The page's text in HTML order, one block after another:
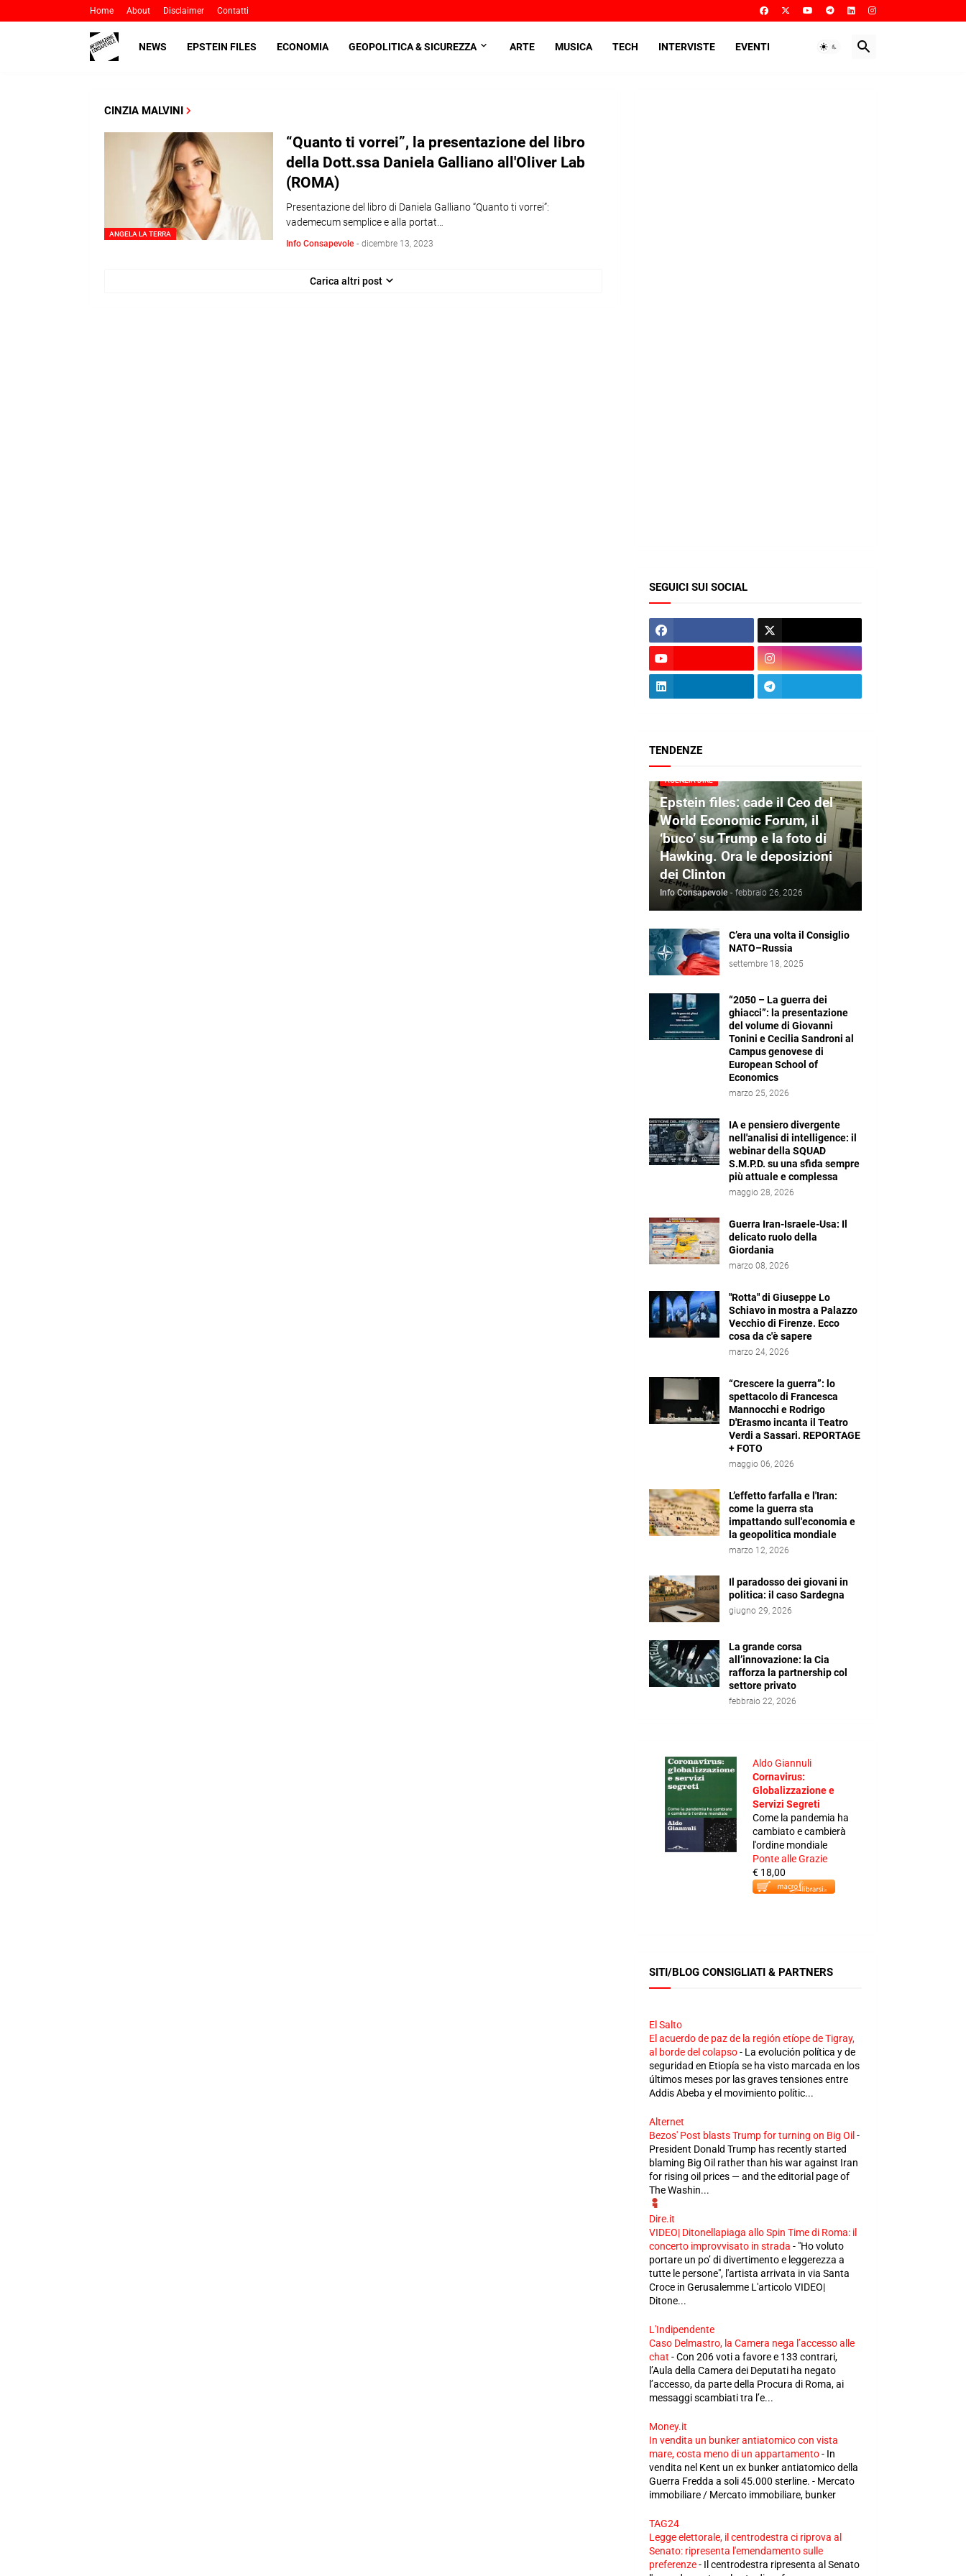
Home About Disclaimer Contatti
NEWS EPSTEIN FILES ECONOMIA GEOPOLITICA & SICUREZZA ARTE MUSICA TECH INTERVISTE EVENTI
CINZIA MALVINI
ANGELA LA TERRA
“Quanto ti vorrei”, la presentazione del libro
della Dott.ssa Daniela Galliano all'Oliver Lab
(ROMA)
Presentazione del libro di Daniela Galliano “Quanto ti vorrei”:
vademecum semplice e alla portat…
Info Consapevole - dicembre 13, 2023
Carica altri post
SEGUICI SUI SOCIAL
TENDENZE
AGENZIA DIRE
Epstein files: cade il Ceo del
World Economic Forum, il
‘buco’ su Trump e la foto di
Hawking. Ora le deposizioni
dei Clinton
Info Consapevole - febbraio 26, 2026
C’era una volta il Consiglio
NATO–Russia
settembre 18, 2025
“2050 – La guerra dei
ghiacci”: la presentazione
del volume di Giovanni
Tonini e Cecilia Sandroni al
Campus genovese di
European School of
Economics
marzo 25, 2026
IA e pensiero divergente
nell'analisi di intelligence: il
webinar della SQUAD
S.M.P.D. su una sfida sempre
più attuale e complessa
maggio 28, 2026
Guerra Iran-Israele-Usa: Il
delicato ruolo della
Giordania
marzo 08, 2026
"Rotta" di Giuseppe Lo
Schiavo in mostra a Palazzo
Vecchio di Firenze. Ecco
cosa da c'è sapere
marzo 24, 2026
“Crescere la guerra”: lo
spettacolo di Francesca
Mannocchi e Rodrigo
D'Erasmo incanta il Teatro
Verdi a Sassari. REPORTAGE
+ FOTO
maggio 06, 2026
L’effetto farfalla e l'Iran:
come la guerra sta
impattando sull'economia e
la geopolitica mondiale
marzo 12, 2026
Il paradosso dei giovani in
politica: il caso Sardegna
giugno 29, 2026
La grande corsa
all’innovazione: la Cia
rafforza la partnership col
settore privato
febbraio 22, 2026
Aldo Giannuli
Cornavirus:
Globalizzazione e
Servizi Segreti
Come la pandemia ha
cambiato e cambierà
l'ordine mondiale
Ponte alle Grazie
€ 18,00
SITI/BLOG CONSIGLIATI & PARTNERS
El Salto
El acuerdo de paz de la región etíope de Tigray,
al borde del colapso- La evolución política y de
seguridad en Etiopía se ha visto marcada en los
últimos meses por las graves tensiones entre
Addis Abeba y el movimiento polític...
Alternet
Bezos' Post blasts Trump for turning on Big Oil -
President Donald Trump has recently started
blaming Big Oil rather than his war against Iran
for rising oil prices — and the editorial page of
The Washin...
Dire.it
VIDEO| Ditonellapiaga allo Spin Time di Roma: il
concerto improvvisato in strada - "Ho voluto
portare un po’ di divertimento e leggerezza a
tutte le persone", l'artista arrivata in via Santa
Croce in Gerusalemme L'articolo VIDEO|
Ditone...
L'Indipendente
Caso Delmastro, la Camera nega l’accesso alle
chat -Con 206 voti a favore e 133 contrari,
l’Aula della Camera dei Deputati ha negato
l’accesso, da parte della Procura di Roma, ai
messaggi scambiati tra l’e...
Money.it
In vendita un bunker antiatomico con vista
mare, costa meno di un appartamento- In
vendita nel Kent un ex bunker antiatomico della
Guerra Fredda a soli 45.000 sterline. - Mercato
immobiliare / Mercato immobiliare, bunker
TAG24
Legge elettorale, il centrodestra ci riprova al
Senato: ripresenta l'emendamento sulle
preferenze- Il centrodestra ripresenta al Senato